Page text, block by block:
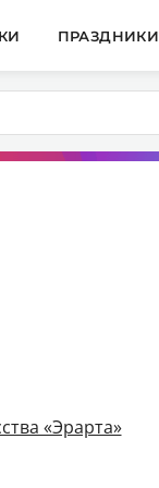
ПРАЗДНИКИ
«Эрарта»